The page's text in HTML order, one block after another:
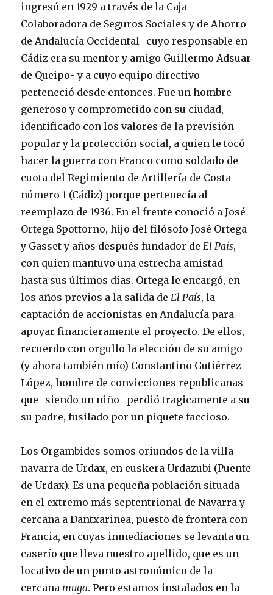
ingresó en 1929 a través de la Caja
Colaboradora de Seguros Sociales y de Ahorro
de Andalucía Occidental -cuyo responsable en
Cádiz era su mentor y amigo Guillermo Adsuar
de Queipo- y a cuyo equipo directivo
perteneció desde entonces. Fue un hombre
generoso y comprometido con su ciudad,
identificado con los valores de la previsión
popular y la protección social, a quien le tocó
hacer la guerra con Franco como soldado de
cuota del Regimiento de Artillería de Costa
número 1 (Cádiz) porque pertenecía al
reemplazo de 1936. En el frente conoció a José
Ortega Spottorno, hijo del filósofo José Ortega
y Gasset y años después fundador deEl País,
con quien mantuvo una estrecha amistad
hasta sus últimos días. Ortega le encargó, en
los años previos a la salida deEl País, la
captación de accionistas en Andalucía para
apoyar financieramente el proyecto. De ellos,
recuerdo con orgullo la elección de su amigo
(y ahora también mío) Constantino Gutiérrez
López, hombre de convicciones republicanas
que -siendo un niño- perdió tragicamente a su
su padre, fusilado por un piquete faccioso.
Los Orgambides somos oriundos de la villa
navarra de Urdax, en euskera Urdazubi (Puente
de Urdax). Es una pequeña población situada
en el extremo más septentrional de Navarra y
cercana a Dantxarinea, puesto de frontera con
Francia, en cuyas inmediaciones se levanta un
caserío que lleva nuestro apellido, que es un
locativo de un punto astronómico de la
cercanamuga. Pero estamos instalados en la